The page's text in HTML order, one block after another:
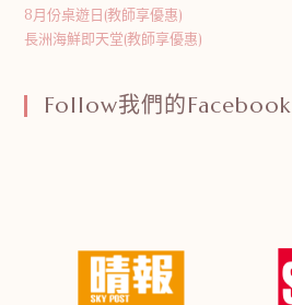
8月份桌遊日(教師享優惠)
長洲海鮮即天堂(教師享優惠)
Follow我們的Facebook